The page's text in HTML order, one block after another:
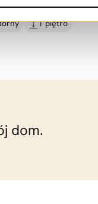
PLN / m² 58.24 m²
1 piętro
dom.